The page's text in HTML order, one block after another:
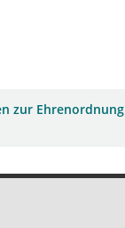
zur Ehrenordnung